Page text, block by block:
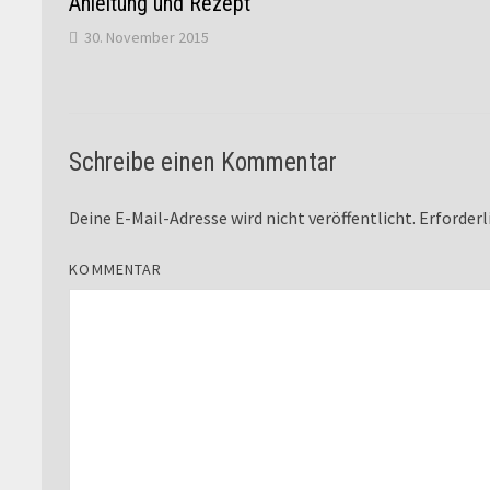
30. November 2015
Schreibe einen Kommentar
Deine E-Mail-Adresse wird nicht veröffentlicht.
KOMMENTAR